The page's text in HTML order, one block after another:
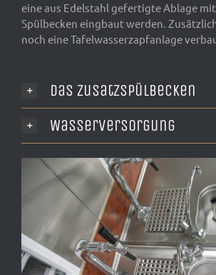
eine aus Edelstahl gefertigte Ablage
Spülbecken eingbaut werden.
noch eine Tafelwasserzapfanlage
Das Zusatzspülbecken
Wasserversorgung